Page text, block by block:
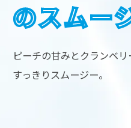
のスムー
ピーチの甘みとクランベリ
すっきりスムージー。